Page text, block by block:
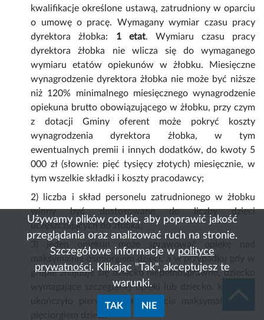
Używamy plików cookie, aby poprawić jakość
przeglądania oraz analizować ruch na stronie.
Szczegółowe informacje w polityce
prywatności. Klikając "Tak", akceptujesz te
warunki.
TAK NIE
kwalifikacje określone ustawą, zatrudniony w oparciu
o umowę o pracę. Wymagany wymiar czasu pracy
dyrektora żłobka: 1 etat. Wymiaru czasu pracy
dyrektora żłobka nie wlicza się do wymaganego
wymiaru etatów opiekunów w żłobku. Miesięczne
wynagrodzenie dyrektora żłobka nie może być niższe
niż 120% minimalnego miesięcznego wynagrodzenie
opiekuna brutto obowiązującego w żłobku, przy czym
z dotacji Gminy oferent może pokryć koszty
wynagrodzenia dyrektora żłobka, w tym
ewentualnych premii i innych dodatków, do kwoty 5
000 zł (słownie: pięć tysięcy złotych) miesięcznie, w
tym wszelkie składki i koszty pracodawcy;
2) liczba i skład personelu zatrudnionego w żłobku
winny być dostosowane do liczby dzieci
uczęszczających do żłobka;
3) jeden opiekun może sprawować opiekę nad
maksymalnie ośmiorgiem dzieci, a w przypadku gdy w
grupie znajduje się dziecko niepełnosprawne, dziecko
wymagające szczególnej opieki lub dziecko, które nie
ukończyło pierwszego roku życia maksymalnie nad
pięciorgiem dzieci;